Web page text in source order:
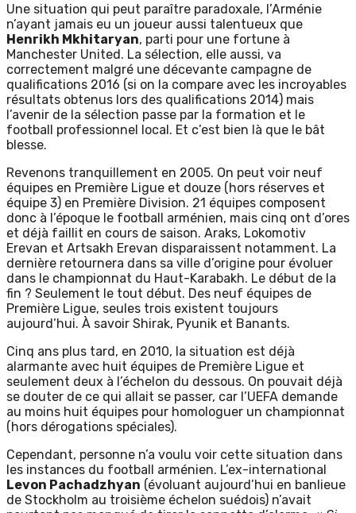
Une situation qui peut paraître paradoxale, l’Arménie
n’ayant jamais eu un joueur aussi talentueux que
Henrikh Mkhitaryan, parti pour une fortune à
Manchester United. La sélection, elle aussi, va
correctement malgré une décevante campagne de
qualifications 2016 (si on la compare avec les incroyables
résultats obtenus lors des qualifications 2014) mais
l’avenir de la sélection passe par la formation et le
football professionnel local. Et c’est bien là que le bât
blesse.
Revenons tranquillement en 2005. On peut voir neuf
équipes en Première Ligue et douze (hors réserves et
équipe 3) en Première Division. 21 équipes composent
donc à l’époque le football arménien, mais cinq ont d’ores
et déjà faillit en cours de saison. Araks, Lokomotiv
Erevan et Artsakh Erevan disparaissent notamment. La
dernière retournera dans sa ville d’origine pour évoluer
dans le championnat du Haut-Karabakh. Le début de la
fin ? Seulement le tout début. Des neuf équipes de
Première Ligue, seules trois existent toujours
aujourd’hui. À savoir Shirak, Pyunik et Banants.
Cinq ans plus tard, en 2010, la situation est déjà
alarmante avec huit équipes de Première Ligue et
seulement deux à l’échelon du dessous. On pouvait déjà
se douter de ce qui allait se passer, car l’UEFA demande
au moins huit équipes pour homologuer un championnat
(hors dérogations spéciales).
Cependant, personne n’a voulu voir cette situation dans
les instances du football arménien. L’ex-international
Levon Pachadzhyan (évoluant aujourd’hui en banlieue
de Stockholm au troisième échelon suédois) n’avait